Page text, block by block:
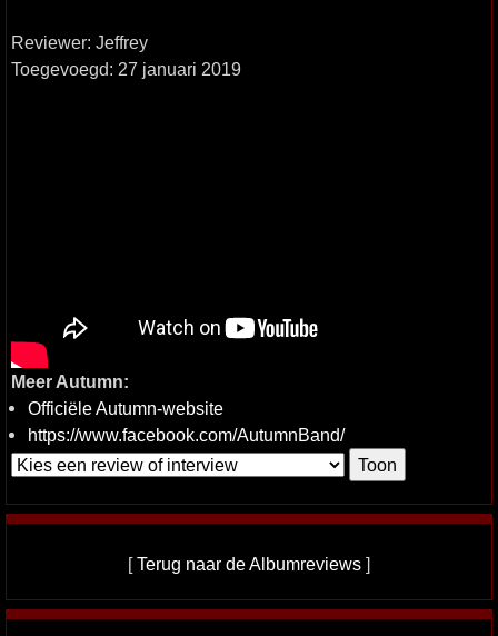
Reviewer: Jeffrey
Toegevoegd: 27 januari 2019
Meer Autumn:
Officiële Autumn-website
https://www.facebook.com/AutumnBand/
[Terug naar de Albumreviews ]